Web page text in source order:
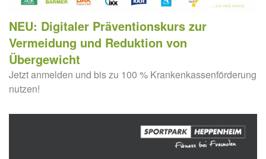
NEU: Digitaler Präventionskurs zur
Vermeidung und Reduktion von
Übergewicht
Jetzt anmelden und bis zu 100 % Krankenkassenförderung
nutzen!